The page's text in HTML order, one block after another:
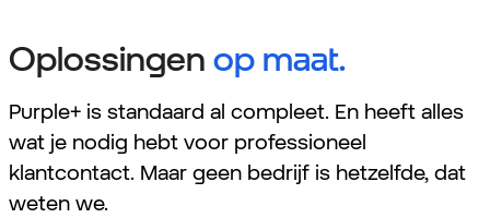
Oplossingen op maat.
Purple+ is standaard al compleet. En heeft alles
wat je nodig hebt voor professioneel
klantcontact. Maar geen bedrijf is hetzelfde, dat
weten we.